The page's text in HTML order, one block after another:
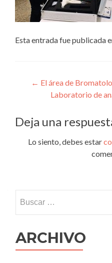
Esta entrada fue publicada
Navegación
entradas
← El área de
Laboratorio de
Deja una
Lo siento, debes estar
ARCHIVO